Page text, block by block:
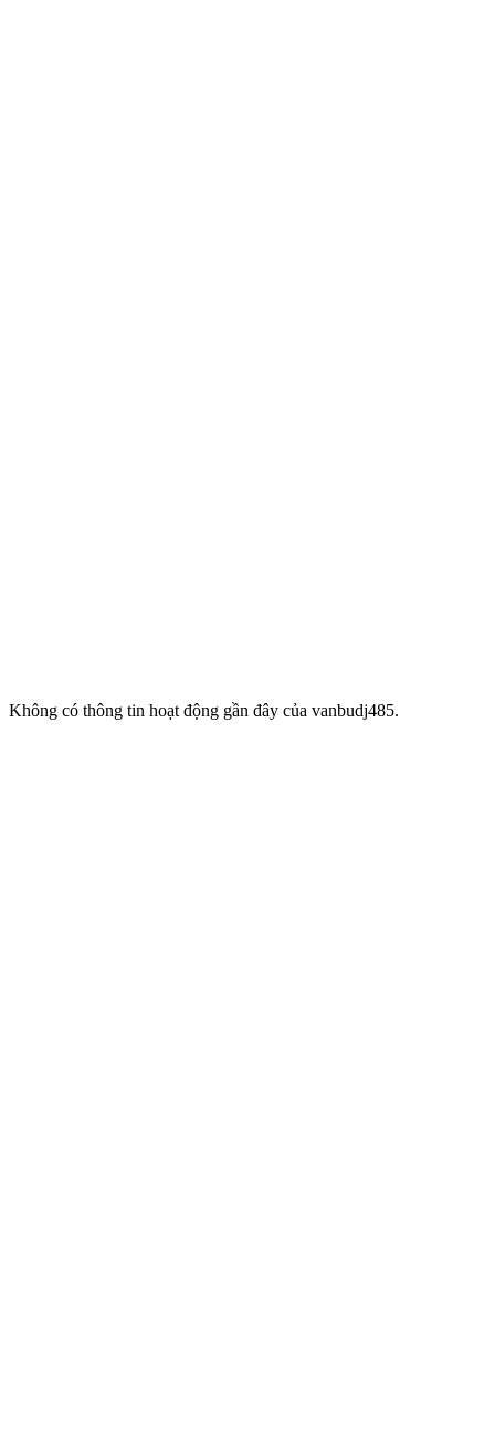
Không có thông tin hoạt động gần đây của vanbudj485.